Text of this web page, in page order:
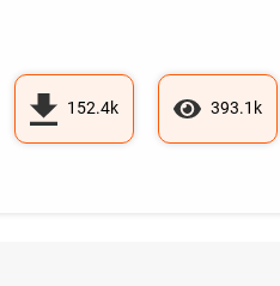
152.4k 393.1k